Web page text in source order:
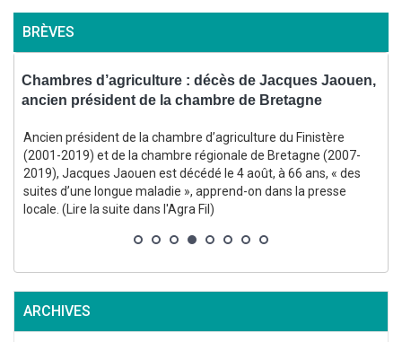
BRÈVES
Chambres d’agriculture : décès de Jacques Jaouen,
ancien président de la chambre de Bretagne
Ancien président de la chambre d’agriculture du Finistère
(2001-2019) et de la chambre régionale de Bretagne (2007-
2019), Jacques Jaouen est décédé le 4 août, à 66 ans, « des
suites d’une longue maladie », apprend-on dans la presse
locale. (Lire la suite dans l'Agra Fil)
ARCHIVES